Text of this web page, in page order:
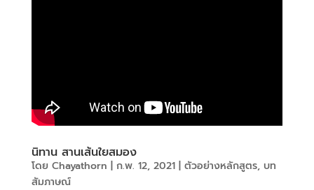
นิทาน สานเส้นใยสมอง
โดย Chayathorn | ก.พ. 12, 2021| ตัวอย่างหลักสูตร, บท
สัมภาษณ์